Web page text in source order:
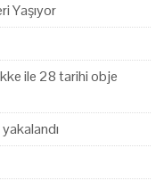
Yaşıyor
ile 28 tarihi obje